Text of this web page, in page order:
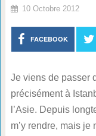
10 Octobre 2012
FACEBOOK
Je viens de passer
précisément à
l’Asie. Depuis
m’y rendre, mais je